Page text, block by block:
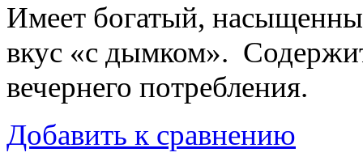
Имеет богатый,
вкус «с дымком».
вечернего потребления.
Добавить к сравнению